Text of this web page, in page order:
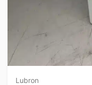
Lubron